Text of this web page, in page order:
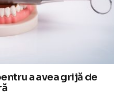
a avea grijă de